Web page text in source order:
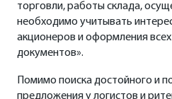
торговли, работы склада,
необходимо учитывать
акционеров и оформления
документов».
Помимо поиска достойного и
предложения у логистов и